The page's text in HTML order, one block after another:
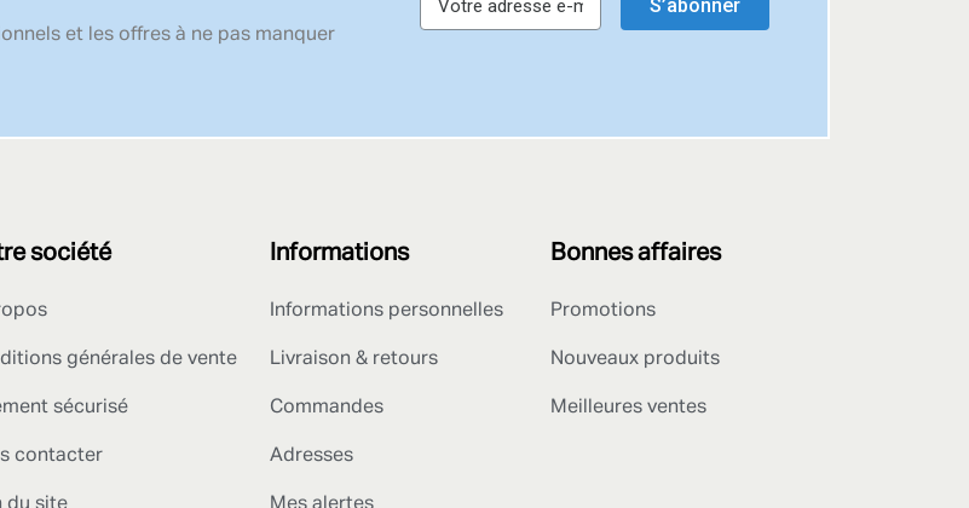
et les offres à ne pas manquer
S’abonner
société
générales de vente
sécurisé
contacter
Informations
Informations personnelles
Livraison & retours
Commandes
Adresses
Bonnes affaires
Promotions
Nouveaux produits
Meilleures ventes